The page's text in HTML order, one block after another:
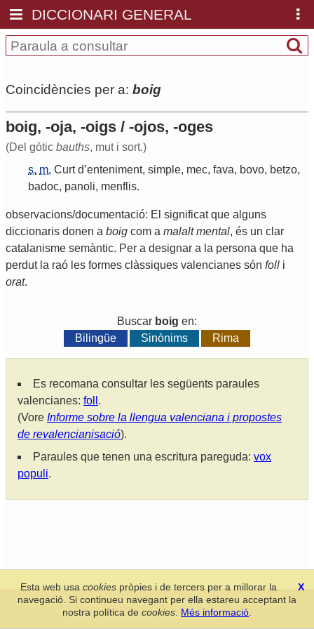
DICCIONARI GENERAL
Coincidències per a: boig
boig, -oja, -oigs / -ojos, -oges
(Del gòtic bauths, mut i sort.)
s. m. Curt d’enteniment, simple, mec, fava, bovo, betzo,
badoc, panoli, menflis.
observacions/documentació: El significat que alguns
diccionaris donen a boig com a malalt mental, és un clar
catalanisme semàntic. Per a designar a la persona que ha
perdut la raó les formes clàssiques valencianes són foll i
orat.
Buscar boig en:
Bilingüe
Sinònims Rima
Es recomana consultar les següents paraules
valencianes: foll .
(Vore Informe sobre la llengua valenciana i propostes
de revalencianisació).
Paraules que tenen una escritura pareguda: vox
populi.
Secció de Llengua i Lliteratura Valencianes-Real Acadèmia de
Cultura Valenciana-Política de privacitat
X
Esta web usacookies pròpies i de tercers per a millorar la
navegació. Si continueu navegant per ella estareu acceptant la
nostra política de cookies Més informació